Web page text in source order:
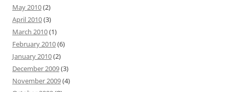
May 2010(2)
April 2010(3)
March 2010(1)
February 2010(6)
January 2010(2)
December 2009(3)
November 2009(4)